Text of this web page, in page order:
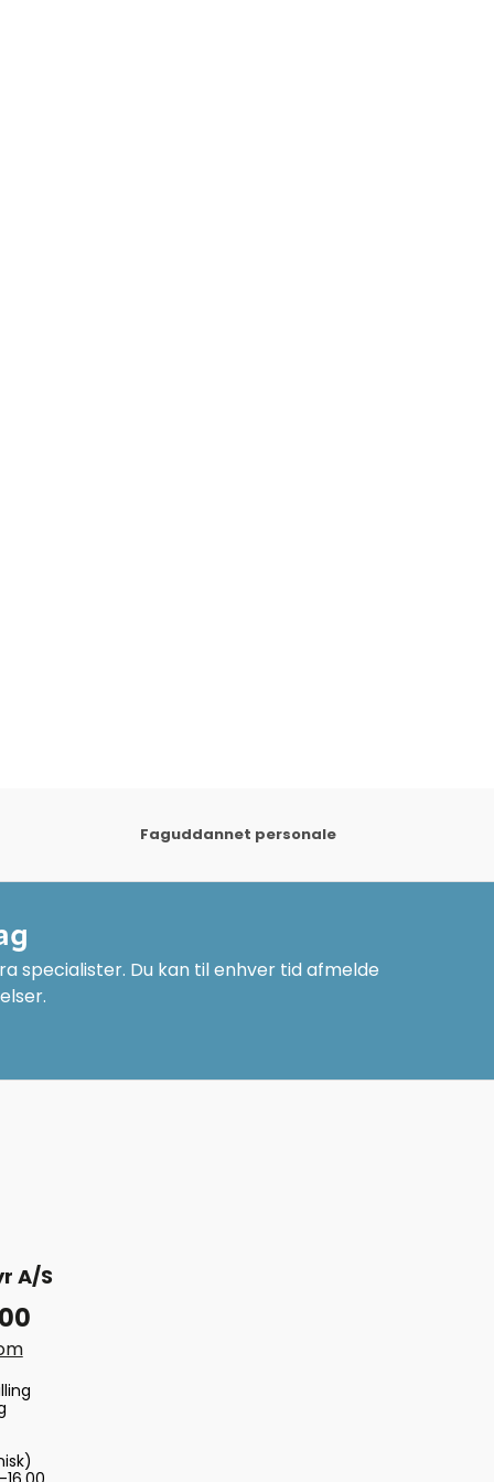
Faguddannet personale
specialister. Du kan til enhver tid afmelde
A/S